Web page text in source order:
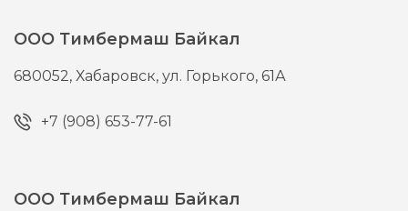
ООО Тимбермаш Байкал
680052,Хабаровск,ул. Горького, 61А
+7 (908) 653-77-61
ООО Тимбермаш Байкал